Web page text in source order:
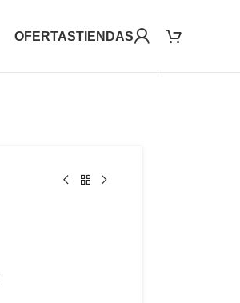
OFERTASTIENDAS